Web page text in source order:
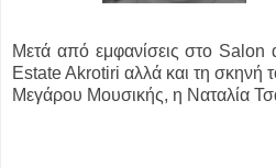
Μετά από εμφανίσεις στο
Estate Akrotiri αλλά και τη σκηνή
Μεγάρου Μουσικής, η Ναταλία